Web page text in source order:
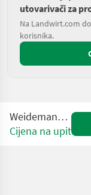
utovarivači za
Na Landwirt.com
korisnika.
Weidemann T6025
Cijena na upit